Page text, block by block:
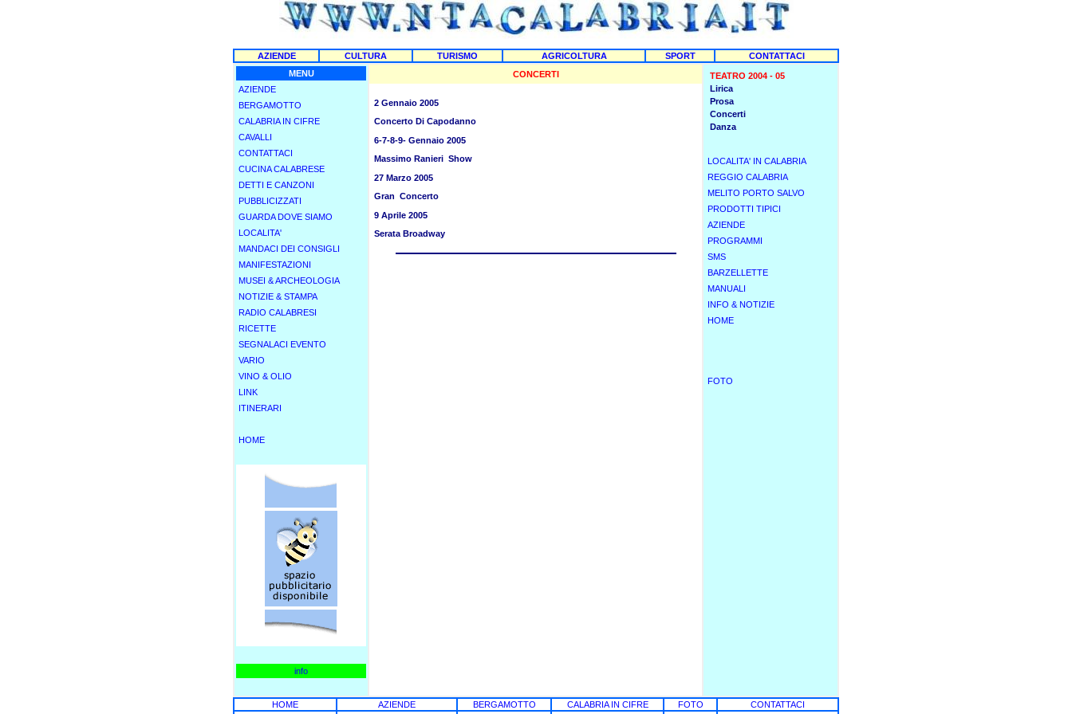
AZIENDE CULTURA TURISMO AGRICOLTURA SPORT
CONTATTACI
MENU
AZIENDE
BERGAMOTTO
CALABRIA IN CIFRE
CAVALLI
CONTATTACI
CUCINA CALABRESE
DETTI E CANZONI
PUBBLICIZZATI
GUARDA DOVE SIAMO
LOCALITA'
MANDACI DEI CONSIGLI
MANIFESTAZIONI
MUSEI & ARCHEOLOGIA
NOTIZIE & STAMPA
RADIO CALABRESI
RICETTE
SEGNALACI EVENTO
VARIO
VINO & OLIO
LINK
ITINERARI
HOME
info
CONCERTI
2 Gennaio 2005
Concerto Di Capodanno
6-7-8-9- Gennaio 2005
Massimo Ranieri Show
27 Marzo 2005
Gran Concerto
9 Aprile 2005
Serata Broadway
TEATRO 2004 - 05
Lirica
Prosa
Concerti
Danza
LOCALITA' IN CALABRIA
REGGIO CALABRIA
MELITO PORTO SALVO
PRODOTTI TIPICI
AZIENDE
PROGRAMMI
SMS
BARZELLETTE
MANUALI
INFO & NOTIZIE
HOME
FOTO
HOME AZIENDE BERGAMOTTO CALABRIA IN CIFRE FOTO
CONTATTACI